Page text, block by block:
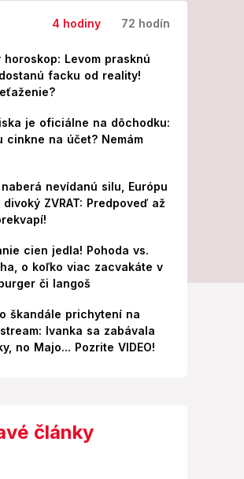
4 hodiny 72 hodín
Levom prasknú
facku od reality!
je oficiálne na dôchodku:
cinkne na účet? Nemám
nevídanú silu, Európu
ZVRAT: Predpoveď až
cien jedla! Pohoda vs.
o koľko viac zacvakáte v
či langoš
škandále prichytení na
Ivanka sa zabávala
no Majo... Pozrite VIDEO!
články